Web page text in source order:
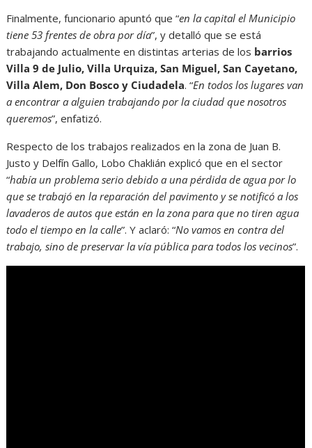
Finalmente, funcionario apuntó que “en la capital el Municipio
tiene 53 frentes de obra por día”, y detalló que se está
trabajando actualmente en distintas arterias de los barrios
Villa 9 de Julio, Villa Urquiza, San Miguel, San Cayetano,
Villa Alem, Don Bosco y Ciudadela. “En todos los lugares van
a encontrar a alguien trabajando por la ciudad que nosotros
queremos”, enfatizó.
Respecto de los trabajos realizados en la zona de Juan B.
Justo y Delfín Gallo, Lobo Chaklián explicó que en el sector
“había un problema serio debido a una pérdida de agua por lo
que se trabajó en la reparación del pavimento y se notificó a los
lavaderos de autos que están en la zona para que no tiren agua
todo el tiempo en la calle”. Y aclaró: “No vamos en contra del
trabajo, sino de preservar la vía pública para todos los vecinos”.